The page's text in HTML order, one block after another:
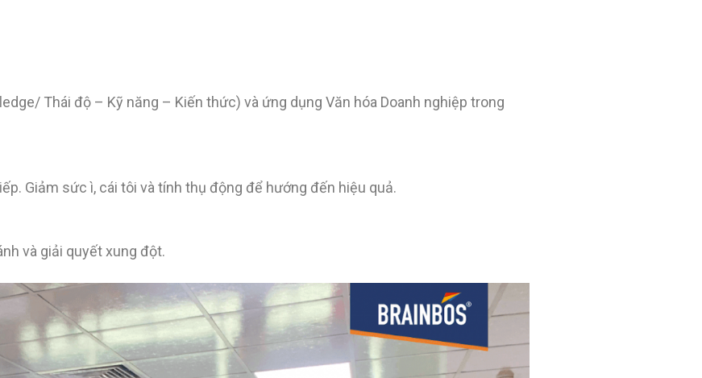
Thái độ – Kỹ năng – Kiến thức) và ứng dụng Văn hóa Doanh nghiệp trong
Giảm sức ì, cái tôi và tính thụ động để hướng đến hiệu quả.
và giải quyết xung đột.